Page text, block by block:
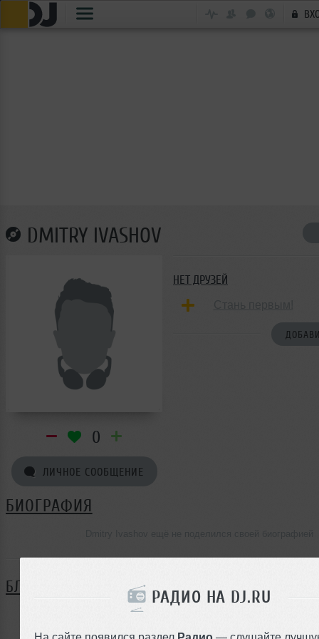
РАДИО НА DJ.RU
На сайте появился раздел Радио — слушайте
DMITRY IVASHOV
0
ЛИЧНОЕ СООБЩЕНИЕ
НЕТ ДРУЗЕЙ
БИОГРАФИЯ
БЛОГ